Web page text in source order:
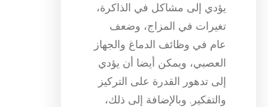
يؤدي إلى مشاكل في الذاكرة،
تغيرات في المزاج، وضعف
عام في وظائف الدماغ والجهاز
العصبي، ويمكن أيضا أن يؤدي
إلى تدهور القدرة على التركيز
والتفكير. وبالإضافة إلى ذلك،